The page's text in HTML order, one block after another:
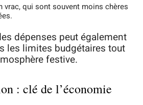
vrac, qui sont souvent moins chères
dépenses peut également
les limites budgétaires tout
festive.
: clé de l’économie